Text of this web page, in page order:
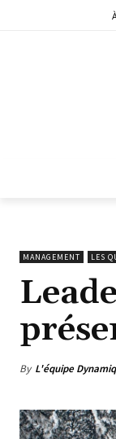
MANAGEMENT LES
By L'équipe